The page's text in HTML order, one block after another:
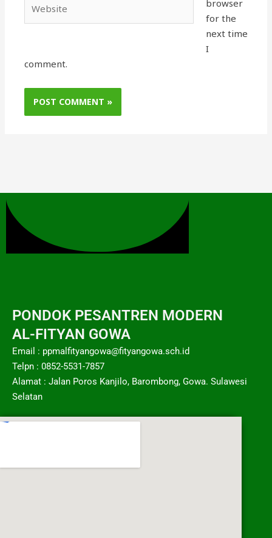
browser
for the
next time
I
comment.
PONDOK PESANTREN MODERN
AL-FITYAN GOWA
Email : ppmalfityangowa@fityangowa.sch.id
Telpn : 0852-5531-7857
Alamat : Jalan Poros Kanjilo, Barombong, Gowa. Sulawesi
Selatan